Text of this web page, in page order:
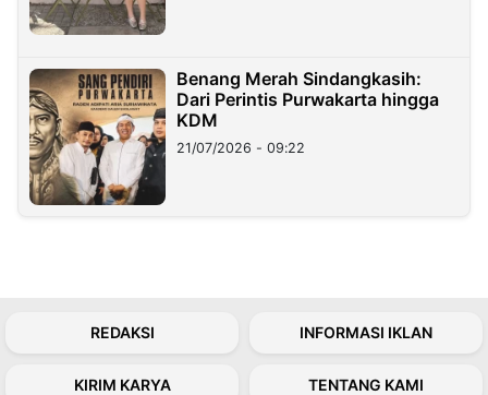
Benang Merah Sindangkasih:
Dari Perintis Purwakarta hingga
KDM
21/07/2026 - 09:22
REDAKSI INFORMASI IKLAN
KIRIM KARYA TENTANG KAMI